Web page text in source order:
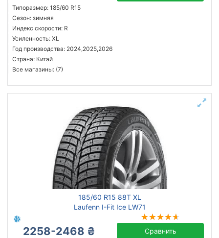
Типоразмер: 185/60 R15
Сезон: зимняя
Индекс скорости: R
Усиленность: XL
Год производства: 2024,2025,2026
Страна: Китай
Все магазины: (7)
185/60 R15 88T XL
Laufenn I-Fit Ice LW71
2258-2468 ₴ Сравнить